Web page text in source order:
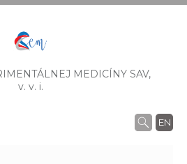
MEDICÍNY SAV,
v. v. i.
EN